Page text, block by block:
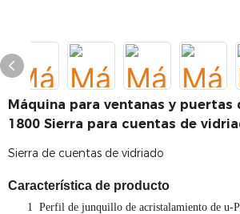
Máquina para ventanas y puertas
1800 Sierra para cuentas de
Sierra de cuentas de vidriado
Característica de producto
1 Perfil de junquillo de acristalamiento de u-